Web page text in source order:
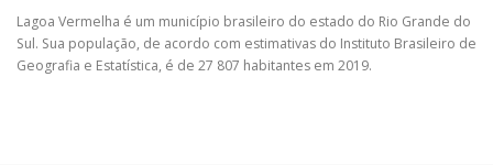
Lagoa Vermelha é um município brasileiro do estado do Rio Grande do
Sul. Sua população, de acordo com estimativas do Instituto Brasileiro de
Geografia e Estatística, é de 27 807 habitantes em 2019.